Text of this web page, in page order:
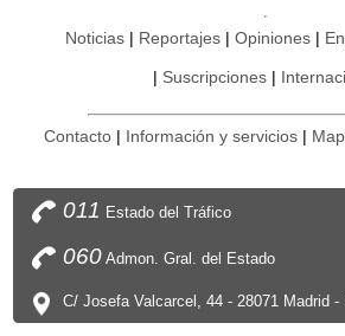
Noticias Reportajes Opiniones
Suscripciones
Contacto Información y servicios
011 Estado del Tráfico
060Admon. Gral. del Estado
C/ Josefa Valcarcel, 44 - 28071 Madrid -